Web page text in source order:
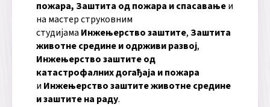
пожара, Заштита од пожара и спасавањеи
на мастер струковним
студијама Инжењерство заштите,Заштита
животне средине и одрживи развој,
Инжењерство заштите од
катастрофалних догађаја и пожара
и Инжењерство заштите животне средине
и заштите на раду.